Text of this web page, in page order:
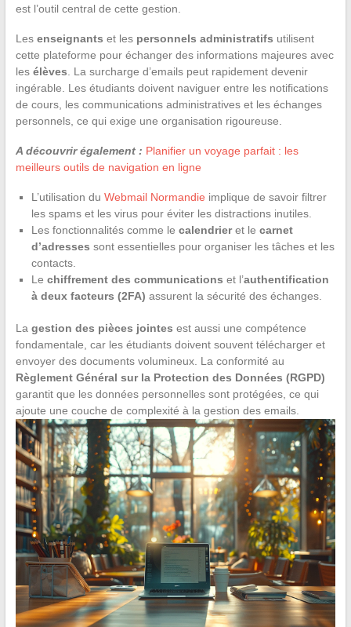
est l’outil central de cette gestion.
Les enseignants et les personnels administratifs utilisent
cette plateforme pour échanger des informations majeures avec
les élèves . La surcharge d’emails peut rapidement devenir
ingérable. Les étudiants doivent naviguer entre les notifications
de cours, les communications administratives et les échanges
personnels, ce qui exige une organisation rigoureuse.
A découvrir également : Planifier un voyage parfait : les
meilleurs outils de navigation en ligne
L’utilisation du Webmail Normandie implique de savoir filtrer
les spams et les virus pour éviter les distractions inutiles.
Les fonctionnalités comme le calendrieret le carnet
d’adresses sont essentielles pour organiser les tâches et les
contacts.
Le chiffrement des communications et l’authentification
à deux facteurs (2FA) assurent la sécurité des échanges.
La gestion des pièces jointes est aussi une compétence
fondamentale, car les étudiants doivent souvent télécharger et
envoyer des documents volumineux. La conformité au
Règlement Général sur la Protection des Données (RGPD)
garantit que les données personnelles sont protégées, ce qui
ajoute une couche de complexité à la gestion des emails.